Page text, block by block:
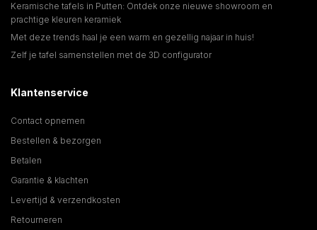
Keramische tafels in Putten: Ontdek onze nieuwe showroom en
prachtige kleuren keramiek
Met deze trends haal je een warm en gezellig najaar in huis!
Zelf je tafel samenstellen met de 3D configurator
Klantenservice
Contact opnemen
Bestellen & bezorgen
Betalen
Garantie & klachten
Levertijd & verzendkosten
Retourneren